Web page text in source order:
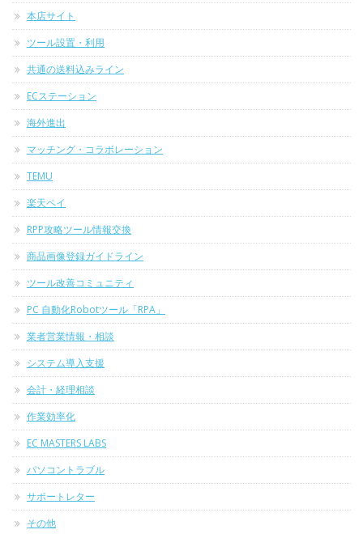
本店サイト
ツール設置・利用
共通の送料込みライン
ECステーション
海外進出
マッチング・コラボレーション
TEMU
楽天ペイ
RPP攻略ツール情報交換
商品画像登録ガイドライン
ツール改善コミュニティ
PC 自動化Robotツール「RPA」
業者営業情報・相談
システム導入支援
会計・経理相談
作業効率化
EC MASTERS LABS
パソコントラブル
サポートレター
その他